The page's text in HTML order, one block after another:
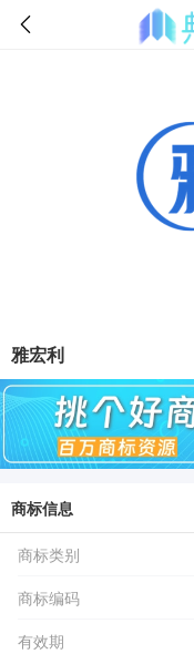
雅宏利
商标信息
商标类别
商标编码
有效期